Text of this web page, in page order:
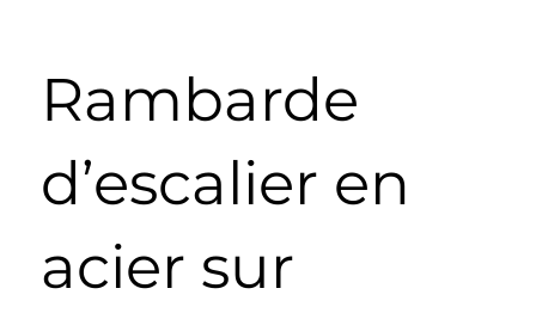
Rambarde
d’escalier en
acier sur